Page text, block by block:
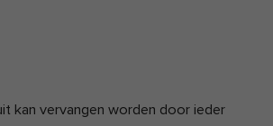
kan vervangen worden door ieder